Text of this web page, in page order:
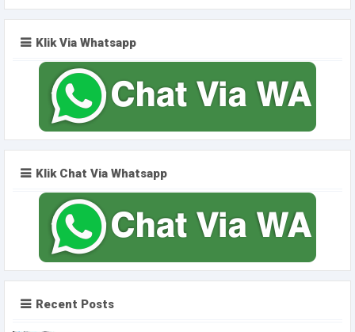
Klik Via Whatsapp
Klik Chat Via Whatsapp
Recent Posts